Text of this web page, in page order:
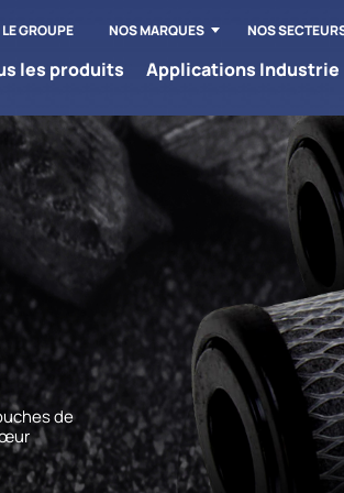
LE GROUPE NOS MARQUES NOS
les produits Applications Industrie
de